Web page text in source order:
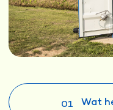
01 Wat